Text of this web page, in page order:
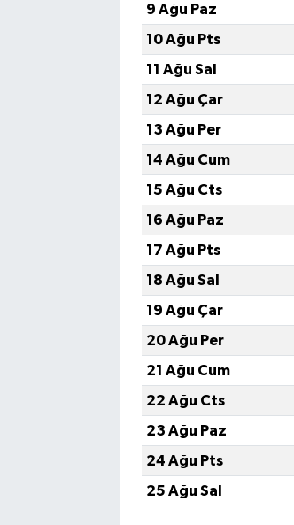
9 Ağu Paz
10 Ağu Pts
11 Ağu Sal
12 Ağu Çar
13 Ağu Per
14 Ağu Cum
15 Ağu Cts
16 Ağu Paz
17 Ağu Pts
18 Ağu Sal
19 Ağu Çar
20 Ağu Per
21 Ağu Cum
22 Ağu Cts
23 Ağu Paz
24 Ağu Pts
25 Ağu Sal